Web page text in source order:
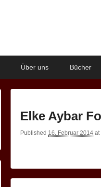
Über uns Bücher
Elke Aybar
Published 16. Februar 2014 at